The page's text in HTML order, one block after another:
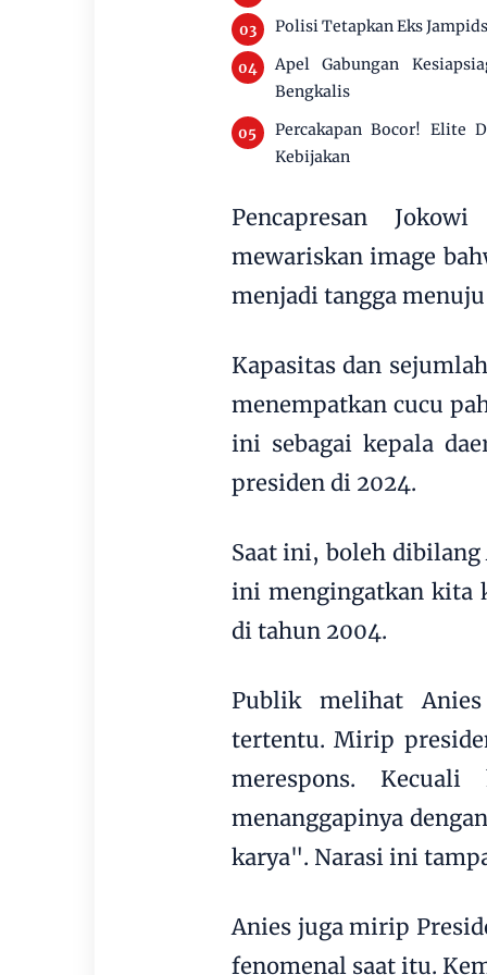
Polisi Tetapkan Eks
Apel Gabungan
Bengkalis
Percakapan Bocor! Elite
Kebijakan
Pencapresan
mewariskan image
menjadi tangga
Kapasitas dan
menempatkan cucu
ini sebagai kepala
presiden di 2024.
Saat ini, boleh
ini mengingatkan kita
di tahun 2004.
Publik melihat
tertentu. Mirip
merespons.
menanggapinya
karya". Narasi ini
Anies juga mirip
fenomenal saat itu.